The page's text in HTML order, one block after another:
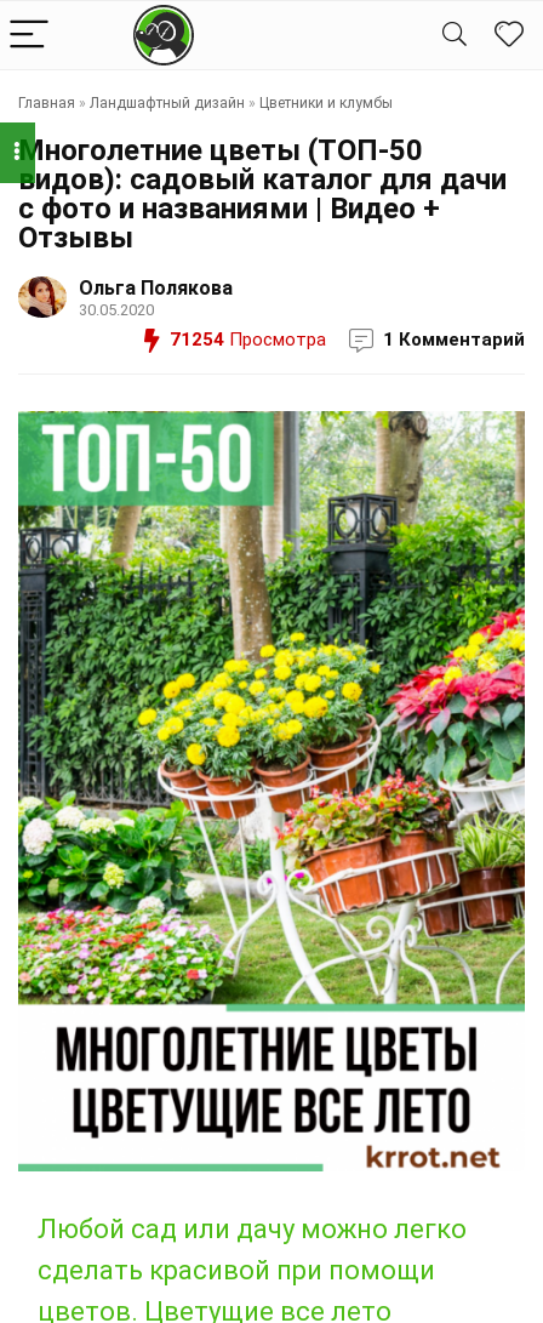
Главная » Ландшафтный дизайн » Цветники и клумбы
Многолетние цветы (ТОП-50
видов): садовый каталог для дачи
с фото и названиями | Видео +
Отзывы
Ольга Полякова
30.05.2020
71254 Просмотра 1 Комментарий
Любой сад или дачу можно легко
сделать красивой при помощи
цветов. Цветущие все лето